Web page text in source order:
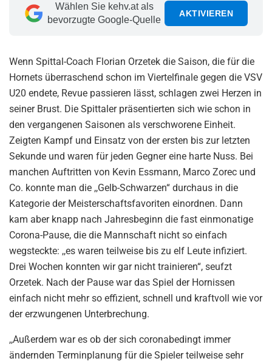
Wählen Sie kehv.at als
bevorzugte Google-Quelle
AKTIVIEREN
Wenn Spittal-Coach Florian Orzetek die Saison, die für die
Hornets überraschend schon im Viertelfinale gegen die VSV
U20 endete, Revue passieren lässt, schlagen zwei Herzen in
seiner Brust. Die Spittaler präsentierten sich wie schon in
den vergangenen Saisonen als verschworene Einheit.
Zeigten Kampf und Einsatz von der ersten bis zur letzten
Sekunde und waren für jeden Gegner eine harte Nuss. Bei
manchen Auftritten von Kevin Essmann, Marco Zorec und
Co. konnte man die ,,Gelb-Schwarzen“ durchaus in die
Kategorie der Meisterschaftsfavoriten einordnen. Dann
kam aber knapp nach Jahresbeginn die fast einmonatige
Corona-Pause, die die Mannschaft nicht so einfach
wegsteckte: ,,es waren teilweise bis zu elf Leute infiziert.
Drei Wochen konnten wir gar nicht trainieren“, seufzt
Orzetek. Nach der Pause war das Spiel der Hornissen
einfach nicht mehr so effizient, schnell und kraftvoll wie vor
der erzwungenen Unterbrechung.
,,Außerdem war es ob der sich coronabedingt immer
ändernden Terminplanung für die Spieler teilweise sehr